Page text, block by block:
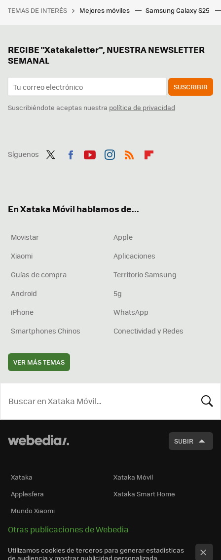
TEMAS DE INTERÉS Mejores móviles Samsung Galaxy S25
RECIBE "Xatakaletter", NUESTRA NEWSLETTER
SEMANAL
SUSCRIBIR
Suscribiéndote aceptas nuestra política de privacidad
Síguenos
En Xataka Móvil hablamos de...
Movistar
Apple
Xiaomi
Aplicaciones
Guías de compra
Territorio Samsung
Android
5g
iPhone
WhatsApp
Smartphones Chinos
Conectividad y Redes
VER MÁS TEMAS
SUBIR
Xataka
Xataka Móvil
Applesfera
Xataka Smart Home
Mundo Xiaomi
Otras publicaciones de Webedia
Utilizamos cookies de terceros para generar estadísticas
de audiencia y mostrar publicidad personalizada